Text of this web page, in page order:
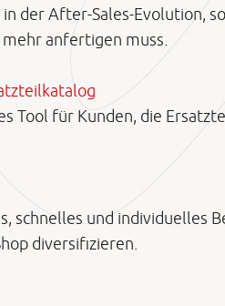
der After-Sales-Evolution,
anfertigen muss.
Tool für Kunden, die
schnelles und
diversifizieren.